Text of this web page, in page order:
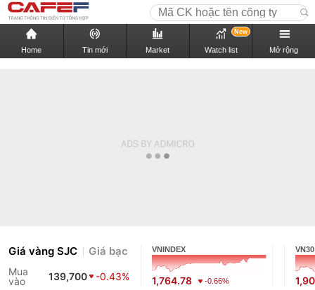
Home Tin mới Market Watch list
New
Mở rộng
Giá vàng SJC Giá bạc
Mua
vào
139,700
-0.43%
VNINDEX
1,764.78 -0.66%
VN30